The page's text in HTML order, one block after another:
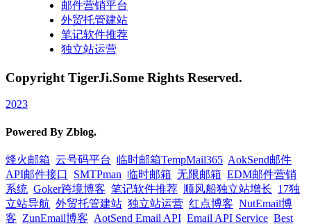
邮件营销平台
外贸托管建站
笔记软件推荐
独立站运营
Copyright TigerJi.Some Rights Reserved.
2023
Powered By Zblog.
烽火邮箱 云号码平台 临时邮箱TempMail365 AokSend邮件
API邮件接口
SMTPman 临时邮箱 无限邮箱 EDM邮件营销
系统 Goker跨境博客 笔记软件推荐 顺风船独立站增长 17独
立站导航 外贸托管建站 独立站运营 红点博客 NutEmail博
客 ZunEmail博客 AotSend Email API Email API Service Best